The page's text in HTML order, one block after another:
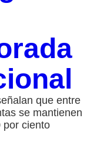
que entre
se mantienen
por ciento